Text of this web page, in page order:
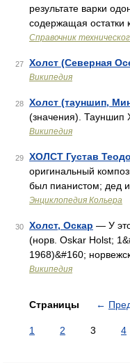
результате варки
содержащая остатки
Справочник
27 Холст (Северная
Википедия
28 Холст (тауншип,
(значения). Тауншип
Википедия
29 ХОЛСТ Густав
оригинальный
был пианистом; дед
Энциклопедия Кольера
30 Холст, Оскар — У
(норв. Oskar Holst;
1968)&#160;
Википедия
Страницы ←
1 2 3 4